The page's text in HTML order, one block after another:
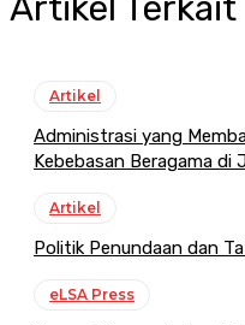
Artikel Terkait
Artikel
Administrasi yang
Kebebasan Beragama di
Artikel
Politik Penundaan dan
eLSA Press